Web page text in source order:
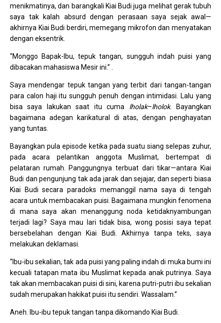
menikmatinya, dan barangkali Kiai Budi juga melihat gerak tubuh
saya tak kalah absurd dengan perasaan saya sejak awal—
akhirnya Kiai Budi berdiri, memegang mikrofon dan menyatakan
dengan eksentrik.
“Monggo Bapak-Ibu, tepuk tangan, sungguh indah puisi yang
dibacakan mahasiswa Mesir ini.” .
Saya mendengar tepuk tangan yang terbit dari tangan-tangan
para calon haji itu sungguh penuh dengan intimidasi. Lalu yang
bisa saya lakukan saat itu cuma lholak–lholok. Bayangkan
bagaimana adegan karikatural di atas, dengan penghayatan
yang tuntas.
Bayangkan pula episode ketika pada suatu siang selepas zuhur,
pada acara pelantikan anggota Muslimat, bertempat di
pelataran rumah. Panggungnya terbuat dari tikar—antara Kiai
Budi dan pengunjung tak ada jarak dan sejajar, dan seperti biasa
Kiai Budi secara paradoks memanggil nama saya di tengah
acara untuk membacakan puisi. Bagaimana mungkin fenomena
di mana saya akan menanggung noda ketidaknyambungan
terjadi lagi? Saya mau lari tidak bisa, wong posisi saya tepat
bersebelahan dengan Kiai Budi. Akhirnya tanpa teks, saya
melakukan deklamasi.
“Ibu-ibu sekalian, tak ada puisi yang paling indah di muka bumi ini
kecuali tatapan mata ibu Muslimat kepada anak putrinya. Saya
tak akan membacakan puisi di sini, karena putri-putri ibu sekalian
sudah merupakan hakikat puisi itu sendiri. Wassalam.”
Aneh. Ibu-ibu tepuk tangan tanpa dikomando Kiai Budi.